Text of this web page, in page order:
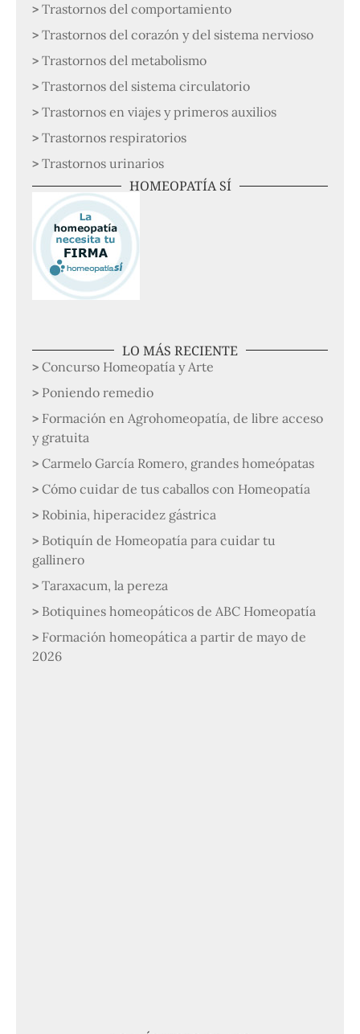
Trastornos del comportamiento
Trastornos del corazón y del sistema nervioso
Trastornos del metabolismo
Trastornos del sistema circulatorio
Trastornos en viajes y primeros auxilios
Trastornos respiratorios
Trastornos urinarios
HOMEOPATÍA SÍ
LO MÁS RECIENTE
Concurso Homeopatía y Arte
Poniendo remedio
Formación en Agrohomeopatía, de libre acceso
y gratuita
Carmelo García Romero, grandes homeópatas
Cómo cuidar de tus caballos con Homeopatía
Robinia, hiperacidez gástrica
Botiquín de Homeopatía para cuidar tu
gallinero
Taraxacum, la pereza
Botiquines homeopáticos de ABC Homeopatía
Formación homeopática a partir de mayo de
2026